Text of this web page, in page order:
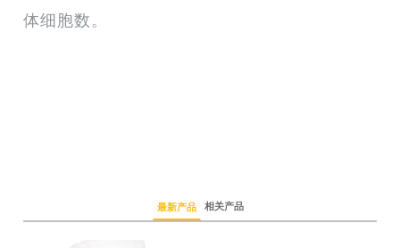
体细胞数。
最新产品 相关产品